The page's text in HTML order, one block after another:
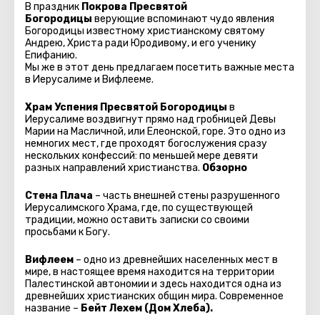
В праздник Покрова Пресвятой
Богородицы верующие вспоминают чудо явления
Богородицы известному христианскому святому
Андрею, Христа ради Юродивому, и его ученику
Епифанию.
Мы же в этот день предлагаем посетить важные места
в Иерусалиме и Вифлееме.
Храм Успения Пресвятой Богородицы в
Иерусалиме воздвигнут прямо над гробницей Девы
Марии на Масличной, или Елеонской, горе. Это одно из
немногих мест, где проходят богослужения сразу
нескольких конфессий: по меньшей мере девяти
разных направлений христианства. Обзорно
Стена Плача – часть внешней стены разрушенного
Иерусалимского Храма, где, по существующей
традиции, можно оставить записки со своими
просьбами к Богу.
Вифлеем – одно из древнейших населенных мест в
мире, в настоящее время находится на территории
Палестинской автономии и здесь находится одна из
древнейших христианских общин мира. Современное
название – Бейт Лехем (Дом Хлеба).